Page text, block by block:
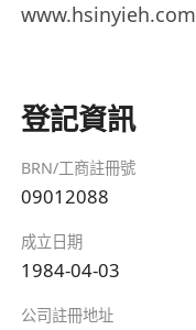
www.hsinyieh.com
登記資訊
BRN/工商註冊號
09012088
成立日期
1984-04-03
公司註冊地址